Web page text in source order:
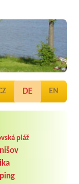
DE EN
pláž